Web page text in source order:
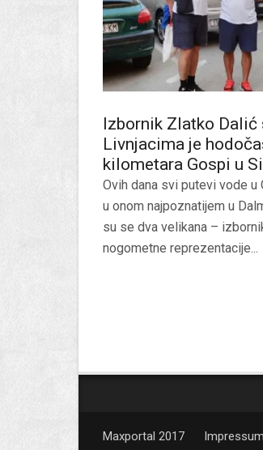
Izbornik Zlatko Dalić
Livnjacima je
kilometara Gospi u
Ovih dana svi putevi vode u
u onom najpoznatijem u
su se dva velikana –
nogometne reprezentacije...
Maxportal 2017 Impressum